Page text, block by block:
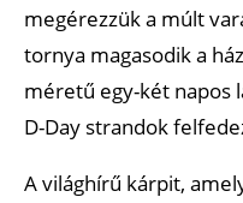
megérezzük a múlt
tornya magasodik a
méretű egy-két napos
D-Day strandok
A világhírű kárpit,